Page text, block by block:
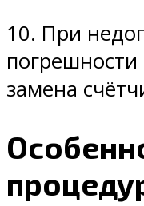
10. При
погрешности
замена